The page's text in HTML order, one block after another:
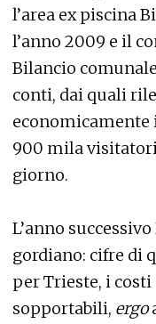
l’area ex piscina
l’anno 2009 e il
Bilancio
conti, dai quali
economicamente
900 mila
giorno.
L’anno
gordiano: cifre di
per Trieste, i
sopportabili, ergo